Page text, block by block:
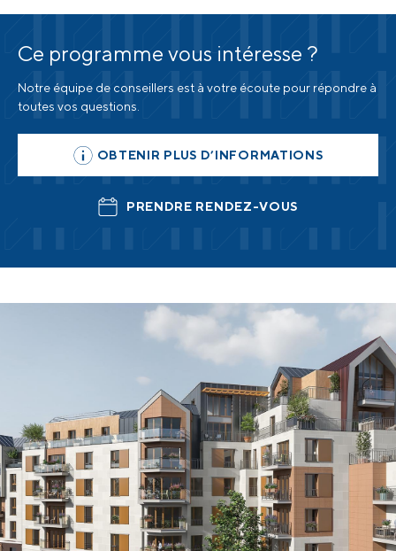
Ce programme vous intéresse ?
Notre équipe de conseillers est à votre écoute pour répondre à
toutes vos questions.
OBTENIR PLUS D’INFORMATIONS
PRENDRE RENDEZ-VOUS